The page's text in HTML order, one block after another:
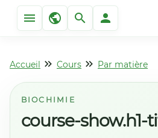
Accueil Cours Par matière
BIOCHIMIE
course-show.h1-